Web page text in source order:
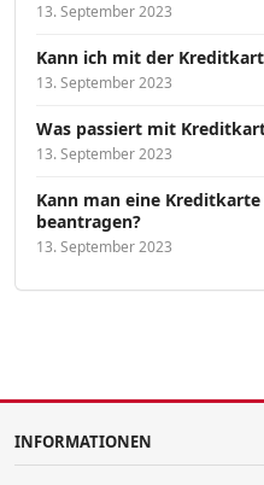
13. September 2023
Kann ich mit der
13. September 2023
Was passiert mit
13. September 2023
Kann man eine
beantragen?
13. September 2023
INFORMATIONEN